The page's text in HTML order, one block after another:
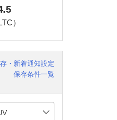
）
・新着通知設定
保存条件一覧